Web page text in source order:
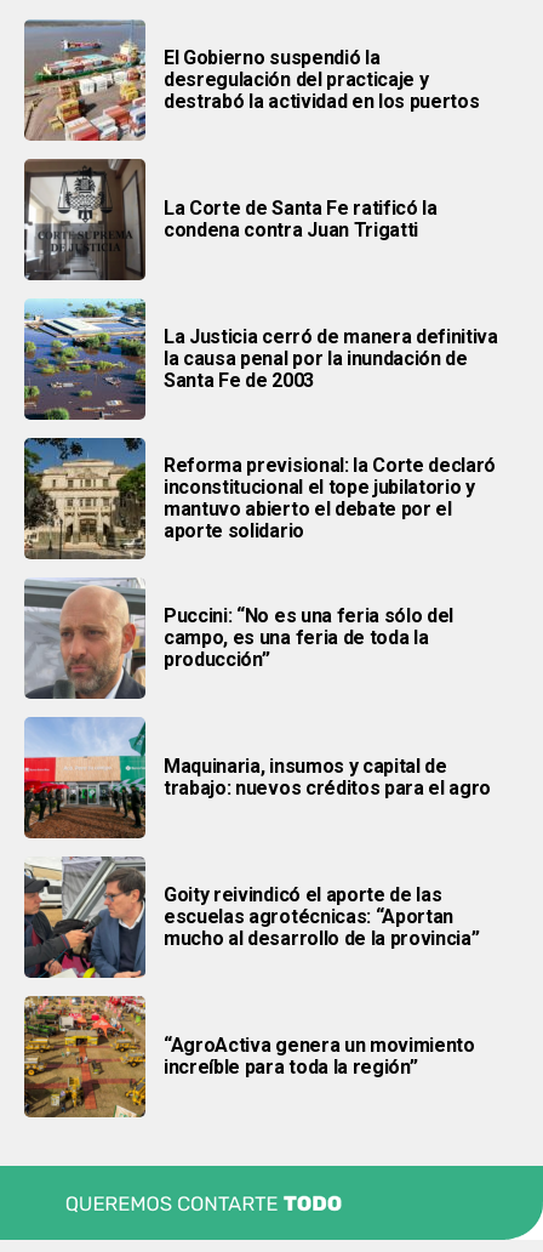
El Gobierno suspendió la
desregulación del practicaje y
destrabó la actividad en los puertos
La Corte de Santa Fe ratificó la
condena contra Juan Trigatti
La Justicia cerró de manera definitiva
la causa penal por la inundación de
Santa Fe de 2003
Reforma previsional: la Corte declaró
inconstitucional el tope jubilatorio y
mantuvo abierto el debate por el
aporte solidario
Puccini: “No es una feria sólo del
campo, es una feria de toda la
producción”
Maquinaria, insumos y capital de
trabajo: nuevos créditos para el agro
Goity reivindicó el aporte de las
escuelas agrotécnicas: “Aportan
mucho al desarrollo de la provincia”
“AgroActiva genera un movimiento
increíble para toda la región”